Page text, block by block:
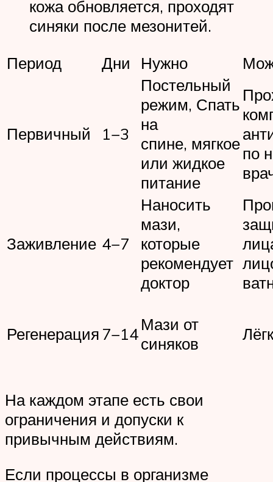
кожа обновляется, проходят
синяки после мезонитей.
Период
Дни Нужно
Первичный 1−3
Постельный
режим, Спать
на
спине, мягкое
или жидкое
питание
по
Заживление 4−7
Наносить
мази,
которые
рекомендует
доктор
Регенерация 7−14Мази от
синяков
На каждом этапе есть свои
ограничения и допуски к
привычным действиям.
Если процессы в организме